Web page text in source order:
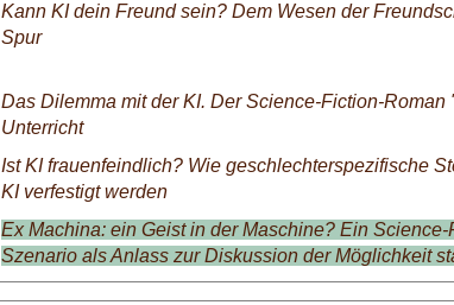
Kann KI dein Freund sein? Dem Wesen der
Spur
Das Dilemma mit der KI. Der Science-Fiction-Roman
Unterricht
Ist KI frauenfeindlich? Wie geschlechterspezifische
KI verfestigt werden
Ex Machina: ein Geist in der Maschine? Ein Science-
Szenario als Anlass zur Diskussion der Möglichkeit